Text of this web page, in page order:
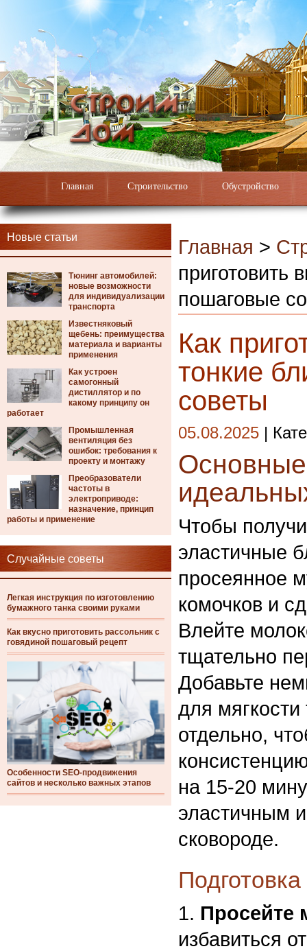
Главная Строительство Обустройство
Новые статьи
Тюнинг автомобилей:
новые возможности
для индивидуализации
транспорта
Известняковый
щебень: преимущества
материала и варианты
применения
Как устроен
самогонный
дистиллятор и по
какому принципу он
работает
Промышленная
вентиляция без
ошибок: требования к
проекту и монтажу
Преобразователи
частоты в
электроприводе:
назначение, принцип
работы и применение
Случайные советы
Легкая инструкция по изготовлению
бумажного танка своими руками
Как вкусно приготовить рассольник с
говядиной пошаговый рецепт
Особенности SEO-продвижения
сайтов и несколько важных этапов
Главная >
приготовить
пошаговые
Как
тонкие
советы
05.08.2025 |
Чтобы
эластичные
просеянное
комочков и
Влейте
тщательно
Добавьте
для мягкости
отдельно,
на 15-20
эластичным
сковороде.
Подготовка
Просейте
избавиться